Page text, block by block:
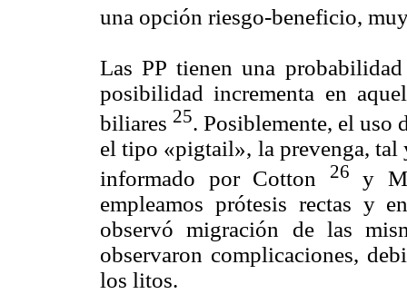
una opción riesgo-beneficio,
Las PP tienen una
posibilidad incrementa en
biliares 25. Posiblemente, el uso
el tipo «pigtail», la prevenga, tal
informado por Cotton
26
y
empleamos prótesis rectas y
observó migración de las
observaron complicaciones,
los litos.